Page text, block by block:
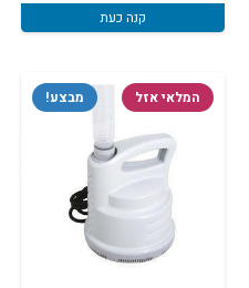
קנה כעת
מבצע! המלאי אזל